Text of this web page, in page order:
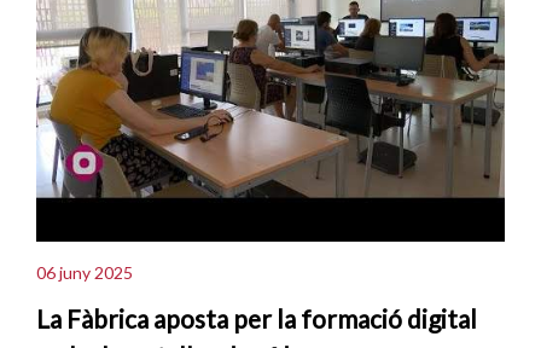
06 juny 2025
La Fàbrica aposta per la formació digital